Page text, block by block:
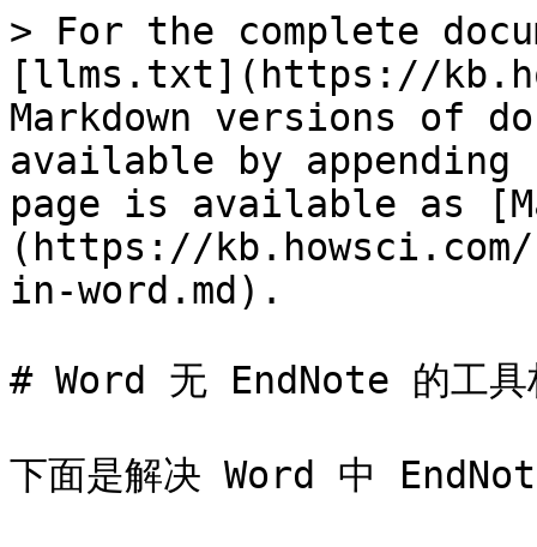
> For the complete
[llms.txt](https://
Markdown versions of
available by
page is available as
(https://kb.howsci.com/
in-word.md).
# Word 无 EndNote 的工具
下面是解决 Word 中